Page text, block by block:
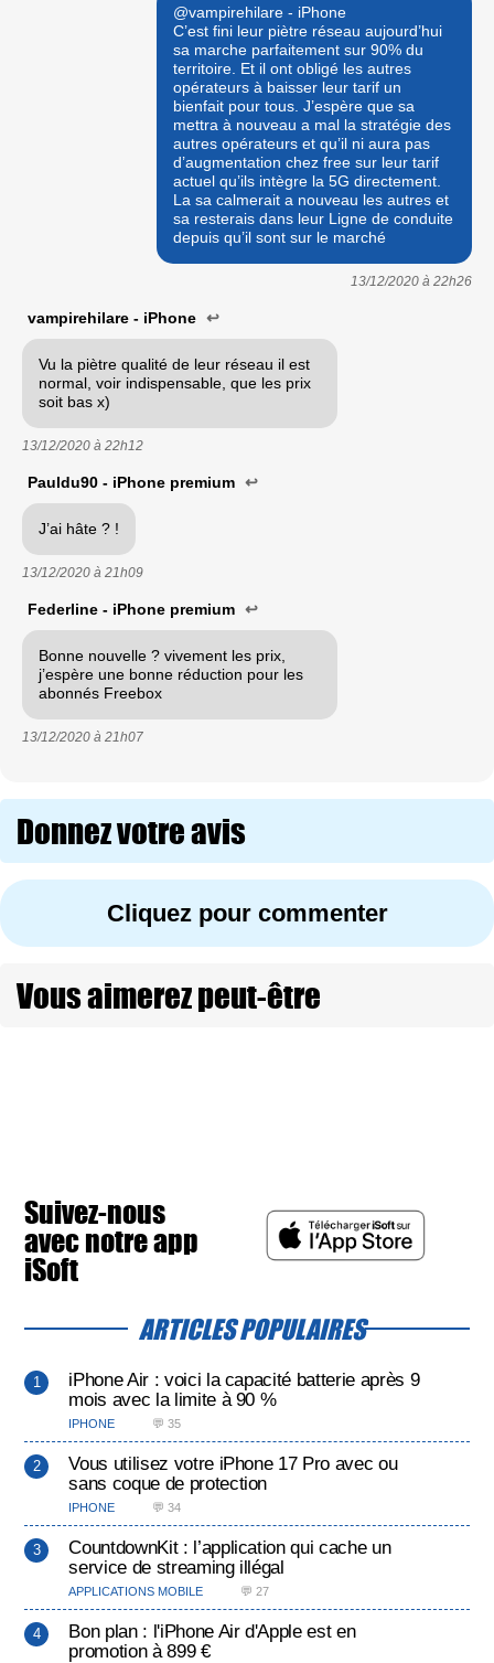
@vampirehilare - iPhone
C’est fini leur piètre réseau aujourd’hui
sa marche parfaitement sur 90% du
territoire. Et il ont obligé les autres
opérateurs à baisser leur tarif un
bienfait pour tous. J’espère que sa
mettra à nouveau a mal la stratégie des
autres opérateurs et qu’il ni aura pas
d’augmentation chez free sur leur tarif
actuel qu’ils intègre la 5G directement.
La sa calmerait a nouveau les autres et
sa resterais dans leur Ligne de conduite
depuis qu’il sont sur le marché
13/12/2020 à 22h26
vampirehilare - iPhone ↩
Vu la piètre qualité de leur réseau il est
normal, voir indispensable, que les prix
soit bas x)
13/12/2020 à 22h12
Pauldu90 - iPhone premium ↩
J’ai hâte ? !
13/12/2020 à 21h09
Federline - iPhone premium ↩
Bonne nouvelle ? vivement les prix,
j’espère une bonne réduction pour les
abonnés Freebox
13/12/2020 à 21h07
Donnez votre avis
Cliquez pour commenter
Vous aimerez peut-être
Suivez-nous
avec notre app
iSoft
ARTICLES POPULAIRES
iPhone Air : voici la capacité batterie après 9
mois avec la limite à 90 %
IPHONE 💬 35
Vous utilisez votre iPhone 17 Pro avec ou
sans coque de protection
IPHONE 💬 34
CountdownKit : l’application qui cache un
service de streaming illégal
APPLICATIONS MOBILE 💬 27
Bon plan : l'iPhone Air d'Apple est en
promotion à 899 €